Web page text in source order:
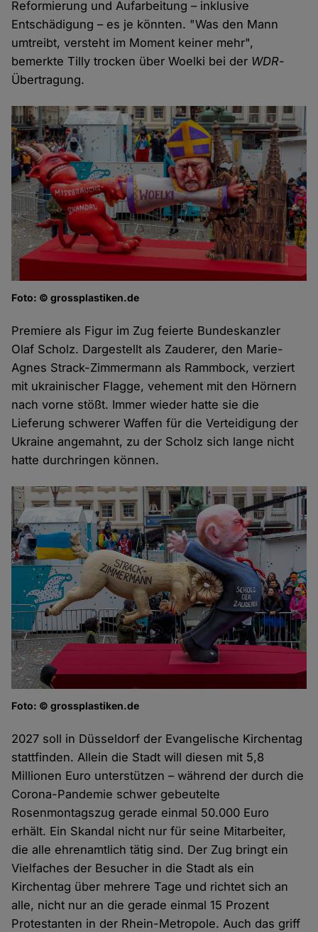
Reformierung und Aufarbeitung – inklusive
Entschädigung – es je könnten. "Was den Mann
umtreibt, versteht im Moment keiner mehr",
bemerkte Tilly trocken über Woelki bei der WDR-
Übertragung.
Foto: © grossplastiken.de
Premiere als Figur im Zug feierte Bundeskanzler
Olaf Scholz. Dargestellt als Zauderer, den Marie-
Agnes Strack-Zimmermann als Rammbock, verziert
mit ukrainischer Flagge, vehement mit den Hörnern
nach vorne stößt. Immer wieder hatte sie die
Lieferung schwerer Waffen für die Verteidigung der
Ukraine angemahnt, zu der Scholz sich lange nicht
hatte durchringen können.
Foto: © grossplastiken.de
2027 soll in Düsseldorf der Evangelische Kirchentag
stattfinden. Allein die Stadt will diesen mit 5,8
Millionen Euro unterstützen – während der durch die
Corona-Pandemie schwer gebeutelte
Rosenmontagszug gerade einmal 50.000 Euro
erhält. Ein Skandal nicht nur für seine Mitarbeiter,
die alle ehrenamtlich tätig sind. Der Zug bringt ein
Vielfaches der Besucher in die Stadt als ein
Kirchentag über mehrere Tage und richtet sich an
alle, nicht nur an die gerade einmal 15 Prozent
Protestanten in der Rhein-Metropole. Auch das griff